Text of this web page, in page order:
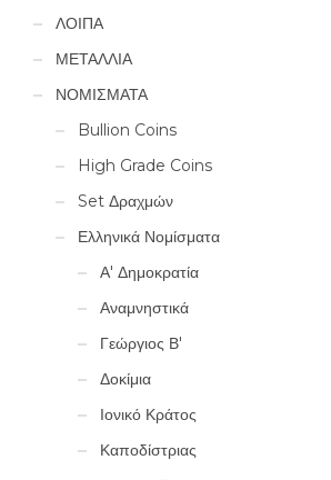
ΛΟΙΠΑ
ΜΕΤΑΛΛΙΑ
ΝΟΜΙΣΜΑΤΑ
Bullion Coins
High Grade Coins
Set Δραχμών
Ελληνικά Νομίσματα
Α' Δημοκρατία
Αναμνηστικά
Γεώργιος Β'
Δοκίμια
Ιονικό Κράτος
Καποδίστριας